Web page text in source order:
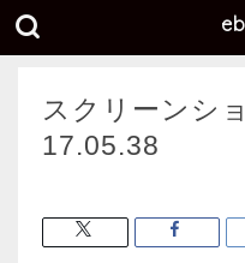
スクリーンシ
17.05.38